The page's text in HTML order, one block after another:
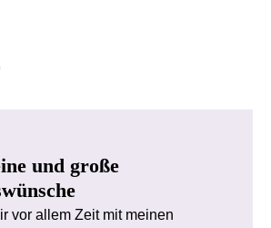
und große
vor allem Zeit mit meinen